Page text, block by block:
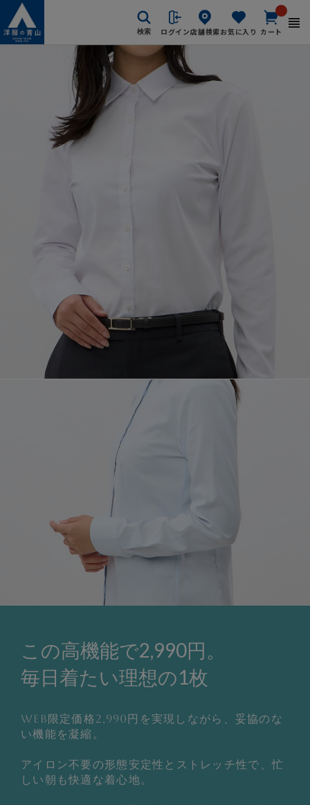
検索 ログイン店舗検索お気に入り カート
この高機能で2,990円。
毎日着たい理想の1枚
WEB限定価格2,990円を実現しながら、妥協のな
い機能を凝縮。
アイロン不要の形態安定性とストレッチ性で、忙
しい朝も快適な着心地。